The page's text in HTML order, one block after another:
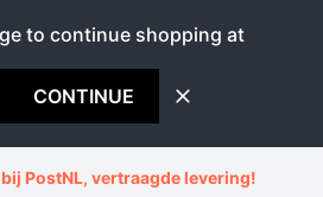
to continue shopping at
CONTINUE
PostNL, vertraagde levering!